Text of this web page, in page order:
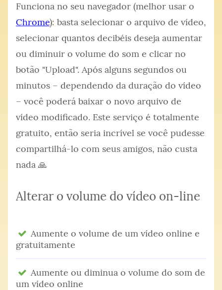
Funciona no seu navegador (melhor usar o
Chrome): basta selecionar o arquivo de vídeo,
selecionar quantos decibéis deseja aumentar
ou diminuir o volume do som e clicar no
botão "Upload". Após alguns segundos ou
minutos – dependendo da duração do vídeo
– você poderá baixar o novo arquivo de
vídeo modificado. Este serviço é totalmente
gratuito, então seria incrível se você pudesse
compartilhá-lo com seus amigos, não custa
nada 🙏
Alterar o volume do vídeo on-line
Aumente o volume de um vídeo online e
gratuitamente
Aumente ou diminua o volume do som de
um vídeo online